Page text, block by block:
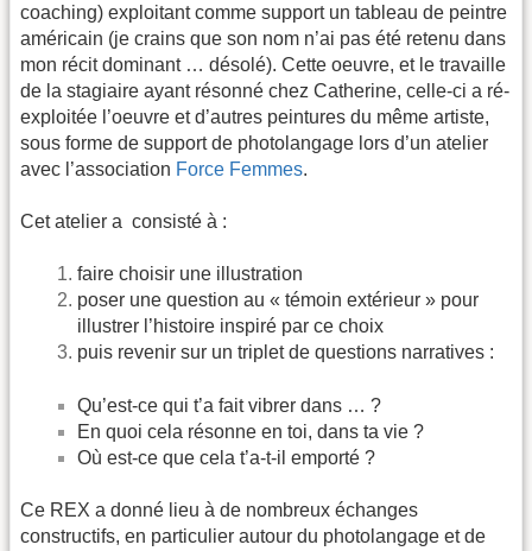
coaching) exploitant comme support un tableau de peintre
américain (je crains que son nom n’ai pas été retenu dans
mon récit dominant … désolé). Cette oeuvre, et le travaille
de la stagiaire ayant résonné chez Catherine, celle-ci a ré-
exploitée l’oeuvre et d’autres peintures du même artiste,
sous forme de support de photolangage lors d’un atelier
avec l’association Force Femmes.
Cet atelier a consisté à :
faire choisir une illustration
poser une question au « témoin extérieur » pour
illustrer l’histoire inspiré par ce choix
puis revenir sur un triplet de questions narratives :
Qu’est-ce qui t’a fait vibrer dans … ?
En quoi cela résonne en toi, dans ta vie ?
Où est-ce que cela t’a-t-il emporté ?
Ce REX a donné lieu à de nombreux échanges
constructifs, en particulier autour du photolangage et de